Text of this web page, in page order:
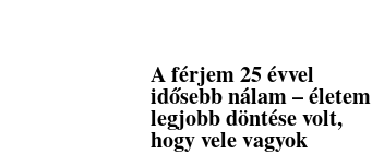
A férjem 25 évvel
idősebb nálam – életem
legjobb döntése volt,
hogy vele vagyok